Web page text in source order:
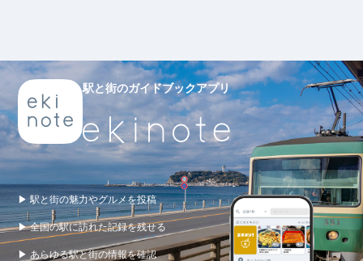
駅と街のガイドブックアプリ
▶ 駅と街の魅力やグルメを投稿
▶ 全国の駅に訪れた記録を残せる
▶ あらゆる駅と街の情報を確認